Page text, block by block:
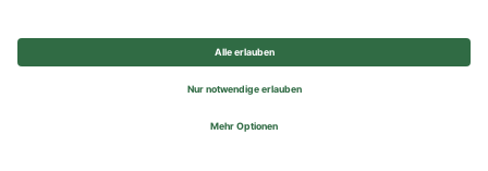
© 2026 REWE Group - All rights reserved